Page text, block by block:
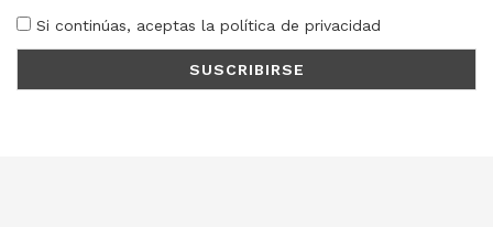
Si continúas, aceptas la política de privacidad